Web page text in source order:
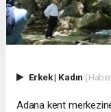
Erkek| Kadın
Adana kent